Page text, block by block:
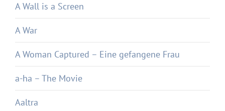
A Wall is a Screen
A War
A Woman Captured – Eine gefangene Frau
a-ha – The Movie
Aaltra